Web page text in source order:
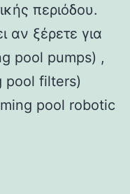
περιόδου.
αν ξέρετε για
pool pumps) ,
pool filters)
pool robotic